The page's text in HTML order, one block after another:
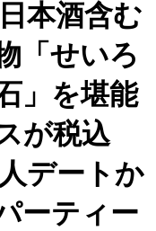
本酒含む
「せいろ
」を堪能
が税込
デートか
ーティー